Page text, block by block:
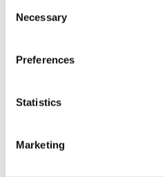
Selection
Necessary
Preferences
Statistics
Marketing